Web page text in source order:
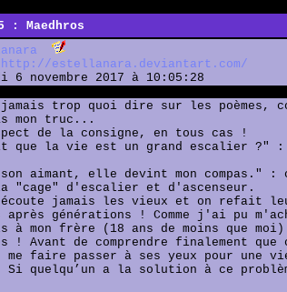
: Maedhros
http://estellanara.deviantart.com/
6 novembre 2017 à 10:05:28
trop quoi dire sur les poèmes,
mon truc...
de la consigne, en tous cas !
que la vie est un grand escalier ?" :
son aimant, elle devint mon
"cage" d'escalier et d'ascenseur.
jamais les vieux et on refait
après générations ! Comme j'ai pu
à mon frère (18 ans de moins que
! Avant de comprendre finalement
me faire passer à ses yeux pour une
Si quelqu’un a la solution à ce